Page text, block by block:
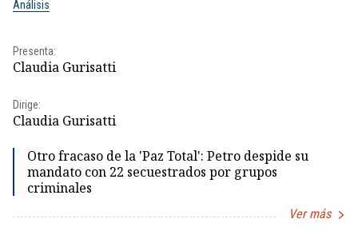
Análisis
Presenta:
Claudia Gurisatti
Dirige:
Claudia Gurisatti
Otro fracaso de la 'Paz Total': Petro despide su
mandato con 22 secuestrados por grupos
criminales
Ver más